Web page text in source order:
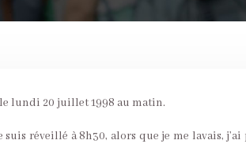
lundi 20 juillet 1998 au matin.
suis réveillé à 8h30, alors que je me lavais,